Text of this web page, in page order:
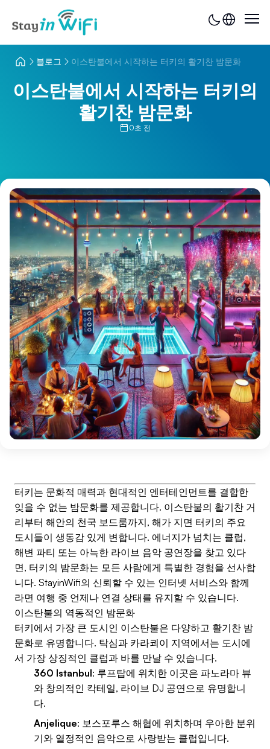
블로그 이스탄불에서 시작하는 터키의 활기찬 밤문화
이스탄불에서 시작하는 터키의
활기찬 밤문화
0초 전
터키는 문화적 매력과 현대적인 엔터테인먼트를 결합한
잊을 수 없는 밤문화를 제공합니다. 이스탄불의 활기찬 거
리부터 해안의 천국 보드룸까지, 해가 지면 터키의 주요
도시들이 생동감 있게 변합니다. 에너지가 넘치는 클럽,
해변 파티 또는 아늑한 라이브 음악 공연장을 찾고 있다
면, 터키의 밤문화는 모든 사람에게 특별한 경험을 선사합
니다. StayinWifi의 신뢰할 수 있는 인터넷 서비스와 함께
라면 여행 중 언제나 연결 상태를 유지할 수 있습니다.
이스탄불의 역동적인 밤문화
터키에서 가장 큰 도시인 이스탄불은 다양하고 활기찬 밤
문화로 유명합니다. 탁심과 카라쾨이 지역에서는 도시에
서 가장 상징적인 클럽과 바를 만날 수 있습니다.
360 Istanbul: 루프탑에 위치한 이곳은 파노라마 뷰
와 창의적인 칵테일, 라이브 DJ 공연으로 유명합니
다.
Anjelique: 보스포루스 해협에 위치하며 우아한 분위
기와 열정적인 음악으로 사랑받는 클럽입니다.